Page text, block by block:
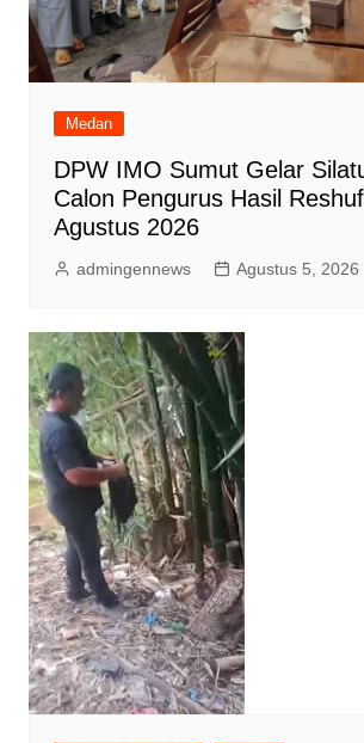
Medan
DPW IMO Sumut Gelar
Calon Pengurus Hasil
Agustus 2026
admingennews Agustus 5, 2026